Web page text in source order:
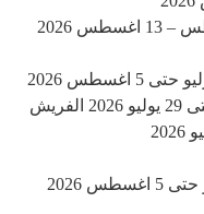
عروض خير زمان اليوم 2 اغسطس – 13 اغسطس 2026